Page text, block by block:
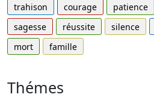
trahison
courage patience
sagesse
réussite silence
mort
famille
Thémes